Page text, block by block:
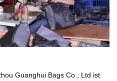
Guanghui Bags Co., Ltd ist